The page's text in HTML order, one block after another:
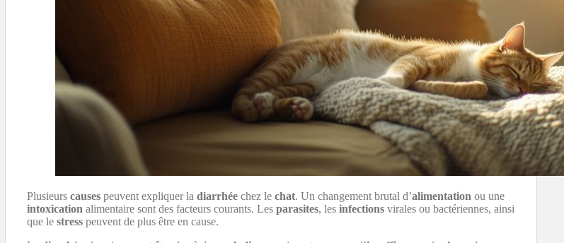
Plusieurs causes peuvent expliquer la diarrhée chez le chat. Un changement brutal d’alimentation ou une
intoxication alimentaire sont des facteurs courants. Les parasites, les infections virales ou bactériennes, ainsi
que le stress peuvent de plus être en cause.